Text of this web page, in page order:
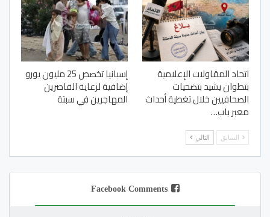
اتحاد المقاولات الإعلامية
بتطوان يشيد بتضحيات
الصحافيين خلال تغطية أحداث
معبر باب…
إسبانيا تخصص 25 مليون يورو
إضافية لرعاية القاصرين
المهاجرين في سبتة
السابق التالي
Facebook Comments